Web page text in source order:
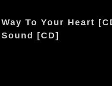
To Your Heart
[CD]